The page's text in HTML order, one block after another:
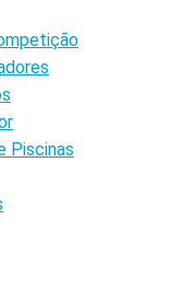
Piscinas